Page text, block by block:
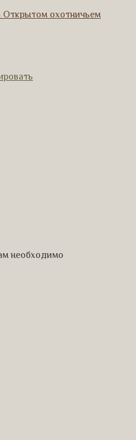
Открытом охотничьем
необходимо